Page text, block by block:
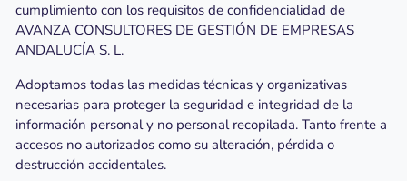
cumplimiento con los requisitos de confidencialidad de
AVANZA CONSULTORES DE GESTIÓN DE EMPRESAS
ANDALUCÍA S. L.
Adoptamos todas las medidas técnicas y organizativas
necesarias para proteger la seguridad e integridad de la
información personal y no personal recopilada. Tanto frente a
accesos no autorizados como su alteración, pérdida o
destrucción accidentales.